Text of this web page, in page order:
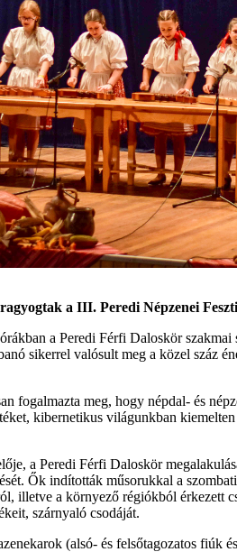
a III. Peredi Népzenei
a Peredi Férfi Daloskör szakmai
sikerrel valósult meg a közel száz
fogalmazta meg, hogy népdal- és
kibernetikus világunkban
a Peredi Férfi Daloskör
Ők indították műsorukkal a
illetve a környező régiókból érkezett
szárnyaló csodáját.
(alsó- és felsőtagozatos fiúk